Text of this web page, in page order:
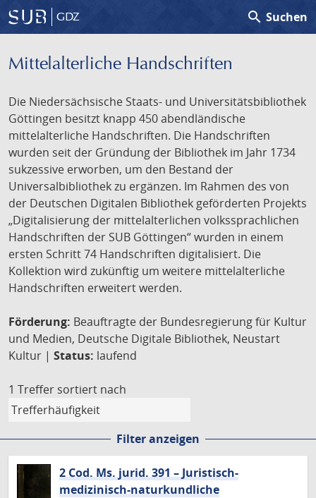
GDZ search Suchen
Mittelalterliche Handschriften
Die Niedersächsische Staats- und Universitätsbibliothek
Göttingen besitzt knapp 450 abendländische
mittelalterliche Handschriften. Die Handschriften
wurden seit der Gründung der Bibliothek im Jahr 1734
sukzessive erworben, um den Bestand der
Universalbibliothek zu ergänzen. Im Rahmen des von
der Deutschen Digitalen Bibliothek geförderten Projekts
„Digitalisierung der mittelalterlichen volkssprachlichen
Handschriften der SUB Göttingen“ wurden in einem
ersten Schritt 74 Handschriften digitalisiert. Die
Kollektion wird zukünftig um weitere mittelalterliche
Handschriften erweitert werden.
Förderung: Beauftragte der Bundesregierung für Kultur
und Medien, Deutsche Digitale Bibliothek, Neustart
Kultur | Status: laufend
1 Treffer sortiert nach
Filter anzeigen
2 Cod. Ms. jurid. 391 – Juristisch-
medizinisch-naturkundliche